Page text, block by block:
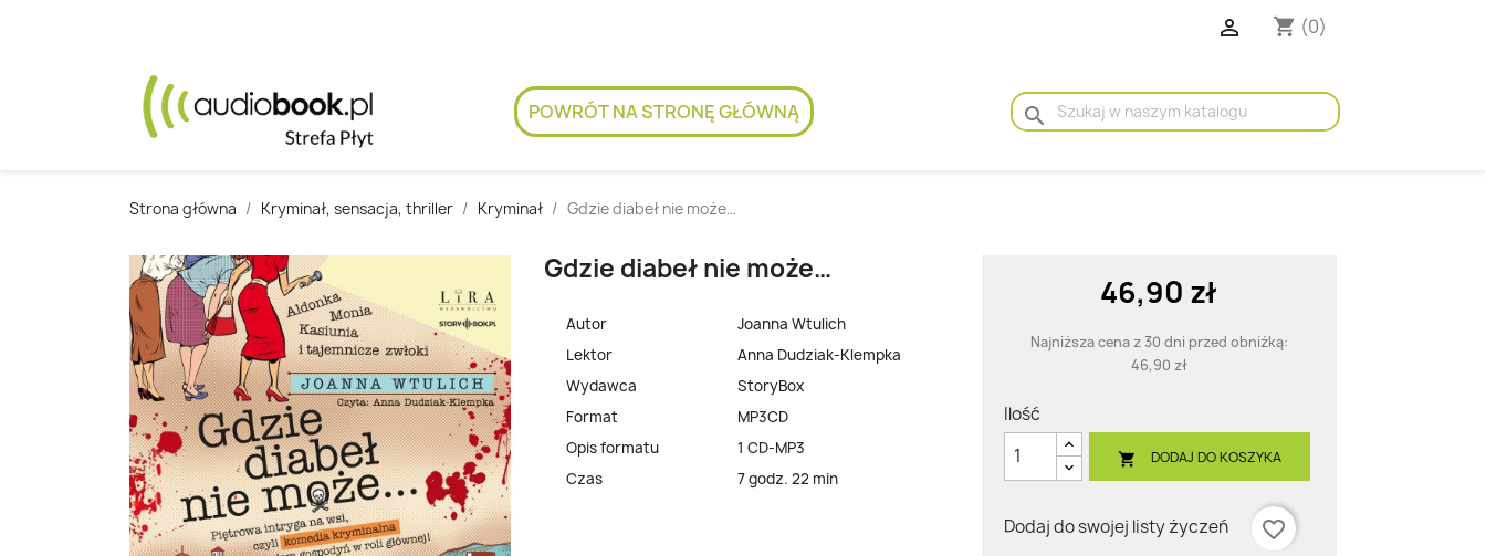
 shopping_cart (0)
POWRÓT NA STRONĘ GŁÓWNĄ search
Strona główna Kryminał, sensacja, thriller Kryminał Gdzie diabeł nie może…
Gdzie diabeł nie może…
Autor
Joanna Wtulich
Lektor
Anna Dudziak-Klempka
Wydawca
StoryBox
Format
MP3CD
Opis formatu
1 CD-MP3
Czas
7 godz. 22 min
46,90 zł
Najniższa cena z 30 dni przed obniżką:
46,90 zł
Ilość
 DODAJ DO KOSZYKA
Dodaj do swojej listy życzeń
favorite_border